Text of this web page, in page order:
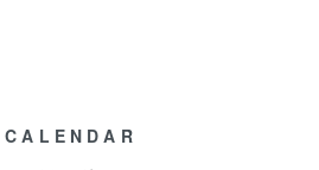
CALENDAR